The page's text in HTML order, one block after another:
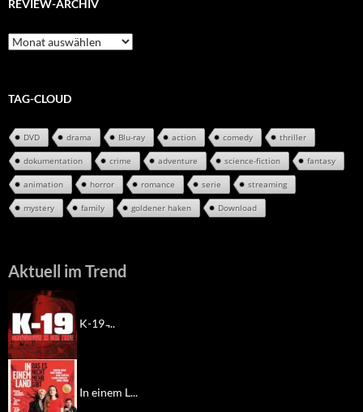
REVIEW-ARCHIV
Review-
Archiv
TAG-CLOUD
DVD drama Blu-ray action comedy thriller
dokumentation crime adventure science-fiction fantasy
animation horror romance serie streaming
mystery family goldener haken Download
Aktuell im Trend
K-19 ̵...
In einem L...